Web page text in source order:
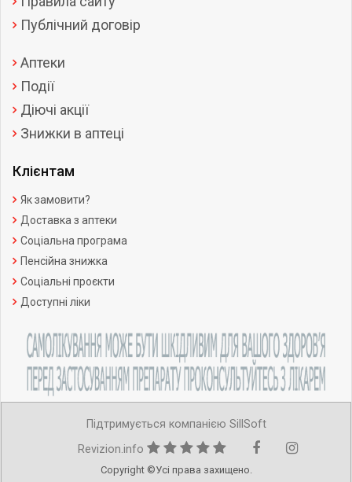
Публічний договір
Аптеки
Події
Діючі акції
Знижки в аптеці
Клієнтам
Як замовити?
Доставка з аптеки
Соціальна програма
Пенсійна знижка
Соціальні проєкти
Доступні ліки
Copyright ©Усі права захищено.
Підтримується компанією SillSoft
Revizion.info